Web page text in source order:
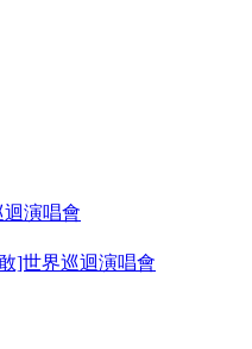
迴演唱會
]世界巡迴演唱會